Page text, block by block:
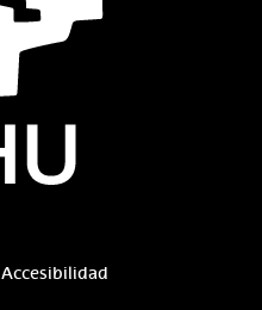
Accesibilidad